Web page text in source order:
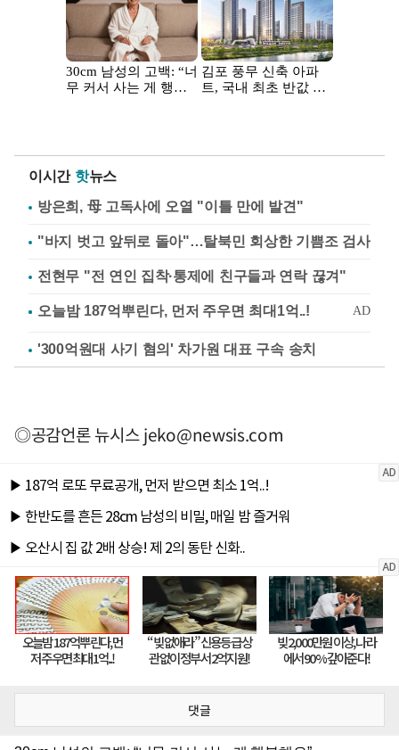
이시간 핫뉴스
방은희, 母 고독사에 오열 "이틀 만에 발견"
"바지 벗고 앞뒤로 돌아"…탈북민 회상한 기쁨조 검사
전현무 "전 연인 집착·통제에 친구들과 연락 끊겨"
'300억원대 사기 혐의' 차가원 대표 구속 송치
◎공감언론 뉴시스jeko@newsis.com
댓글